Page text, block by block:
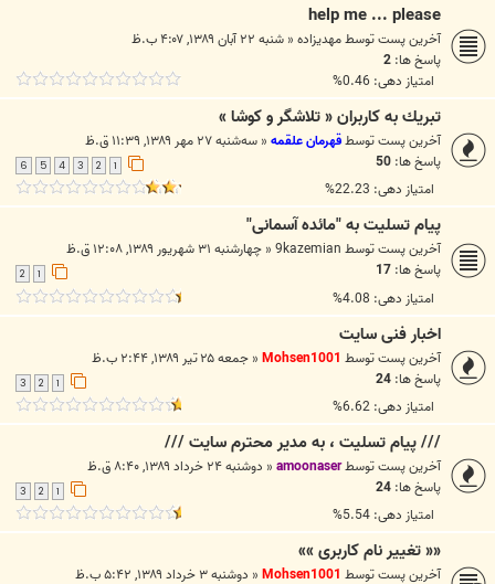
help me ... please
آخرین پست توسطمهديزاده« شنبه ۲۲ آبان ۱۳۸۹, ۴:۰۷ ب.ظ
پاسخ ها: 2
امتیاز دهی: 0.46%
تبريك به کاربران « تلاشگر و کوشا »
آخرین پست توسطقهرمان علقمه« سه‌شنبه ۲۷ مهر ۱۳۸۹, ۱۱:۳۹ ق.ظ
پاسخ ها: 50
3
4
5
6
امتیاز دهی: 22.23%
پیام تسلیت به "مائده آسمانی"
آخرین پست توسط9kazemian
« چهارشنبه ۳۱ شهریور ۱۳۸۹, ۱۲:۰۸ ق.ظ
پاسخ ها: 17
امتیاز دهی: 4.08%
اخبار فنی سایت
آخرین پست توسطMohsen1001
« جمعه ۲۵ تیر ۱۳۸۹, ۲:۴۴ ب.ظ
پاسخ ها: 24
3
امتیاز دهی: 6.62%
/// پيام تسليت ، به مدير محترم سايت ///
آخرین پست توسطamoonaser
« دوشنبه ۲۴ خرداد ۱۳۸۹, ۸:۴۰ ق.ظ
پاسخ ها: 24
3
امتیاز دهی: 5.54%
«« تغییر نام کاربری »»
آخرین پست توسطMohsen1001
« دوشنبه ۳ خرداد ۱۳۸۹, ۵:۴۲ ب.ظ